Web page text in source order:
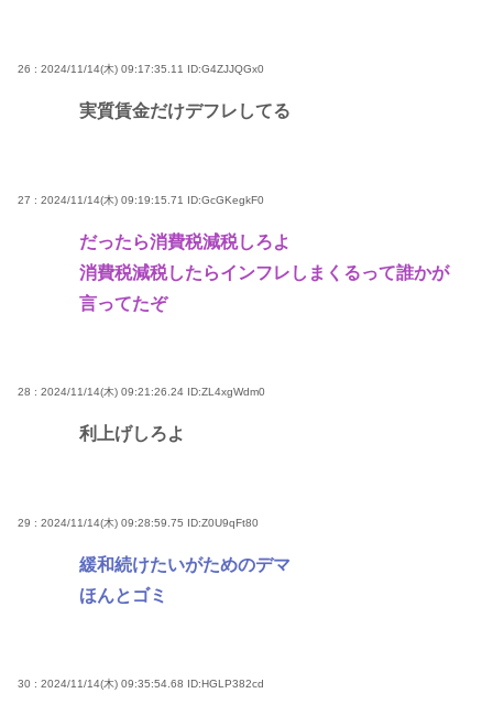
26 : 2024/11/14(木) 09:17:35.11 ID:G4ZJJQGx0
実質賃金だけデフレしてる
27 : 2024/11/14(木) 09:19:15.71 ID:GcGKegkF0
だったら消費税減税しろよ
消費税減税したらインフレしまくるって誰かが
言ってたぞ
28 : 2024/11/14(木) 09:21:26.24 ID:ZL4xgWdm0
利上げしろよ
29 : 2024/11/14(木) 09:28:59.75 ID:Z0U9qFt80
緩和続けたいがためのデマ
ほんとゴミ
30 : 2024/11/14(木) 09:35:54.68 ID:HGLP382cd